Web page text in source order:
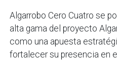
Algarrobo Cero Cuatro se
alta gama del proyecto
como una apuesta
fortalecer su presencia en